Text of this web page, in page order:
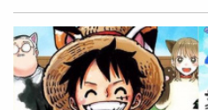
忻，日前到北投萌獸樂園巡地
紙箱裝著4隻被遺棄的小貓咪
心人士可以領養，目前已有兩
合牠們的家。王宥忻在自家北
4隻被遺棄的小貓咪。（圖／